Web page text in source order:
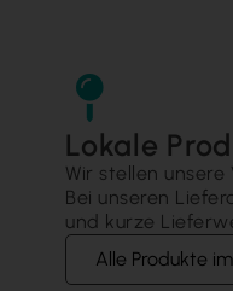
Lokale
Wir stellen unsere
Bei unseren
und kurze
Alle Produkte